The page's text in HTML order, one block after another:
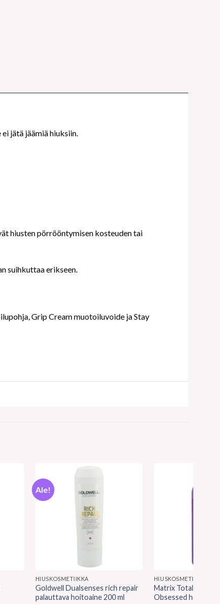
jätä jäämiä hiuksiin.
hiusten pörrööntymisen kosteuden tai
suihkuttaa erikseen.
Grip Cream muotoiluvoide ja Stay
Ale!
HIUSKOSMETIIKKA
Goldwell Dualsenses rich repair
palauttava hoitoaine 200 ml
HIUSKOSMETIIKKA
Matrix Total
Obsessed